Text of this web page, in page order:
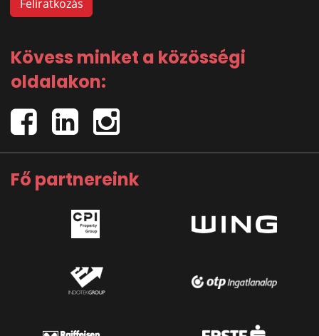
Kövess minket a közösségi
oldalakon:
Fő partnereink